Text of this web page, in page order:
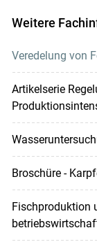
Weitere
Veredelung von
Artikelserie
Broschüre -
Fischproduktion